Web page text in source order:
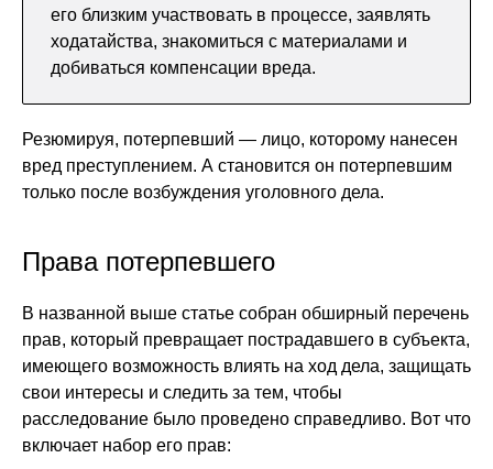
его близким участвовать в процессе, заявлять
ходатайства, знакомиться с материалами и
добиваться компенсации вреда.
Резюмируя, потерпевший — лицо, которому нанесен
вред преступлением. А становится он потерпевшим
только после возбуждения уголовного дела.
Права потерпевшего
В названной выше статье собран обширный перечень
прав, который превращает пострадавшего в субъекта,
имеющего возможность влиять на ход дела, защищать
свои интересы и следить за тем, чтобы
расследование было проведено справедливо. Вот что
включает набор его прав: